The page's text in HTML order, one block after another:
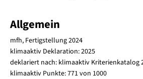
Allgemein
mfh, Fertigstellung 2024
klimaaktiv Deklaration: 2025
deklariert nach: klimaaktiv Kriterienkatalog
klimaaktiv Punkte: 771 von 1000